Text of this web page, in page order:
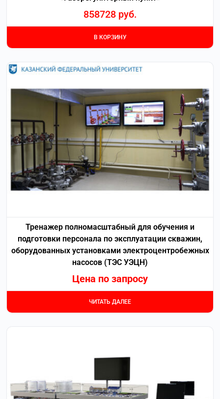
858728 руб.
В КОРЗИНУ
Тренажер полномасштабный для обучения и
подготовки персонала по эксплуатации скважин,
оборудованных установками электроцентробежных
насосов (ТЭС УЭЦН)
Цена по запросу
ЧИТАТЬ ДАЛЕЕ